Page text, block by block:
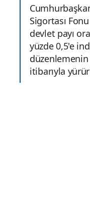
Sigortası
devlet payı
yüzde 0,5'e
düzenlemenin
itibarıyla